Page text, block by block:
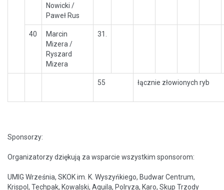
Nowicki /
Paweł Rus
40
Marcin
Mizera /
Ryszard
Mizera
31.
55 łącznie złowionych ryb
Sponsorzy:
Organizatorzy dziękują za wsparcie wszystkim sponsorom:
UMIG Września, SKOK im. K. Wyszyńkiego, Budwar Centrum,
Krispol, Techpak, Kowalski, Aquila, Polryza, Karo, Skup Trzody